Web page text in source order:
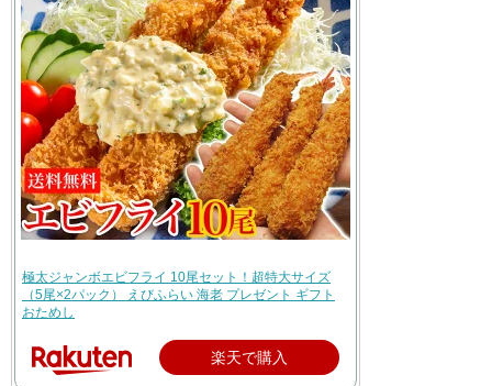
極太ジャンボエビフライ 10尾セット！超特大サイズ
（5尾×2パック） えびふらい 海老 プレゼント ギフト
おためし
楽天で購入